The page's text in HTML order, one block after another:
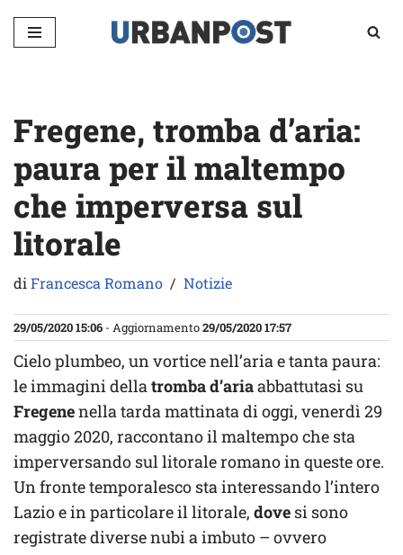
Vai
Fregene, tromba d’aria:
paura per il maltempo
che imperversa sul
litorale
diFrancesca Romano Notizie
29/05/2020 15:06 - Aggiornamento29/05/2020 17:57
Cielo plumbeo, un vortice nell’aria e tanta paura:
le immagini dellatromba d’ariaabbattutasi su
Fregenenella tarda mattinata di oggi, venerdì 29
maggio 2020, raccontano il maltempo che sta
imperversando sul litorale romano in queste ore.
Un fronte temporalesco sta interessando l’intero
Lazio e in particolare il litorale, dove si sono
registrate diverse nubi a imbuto – ovvero